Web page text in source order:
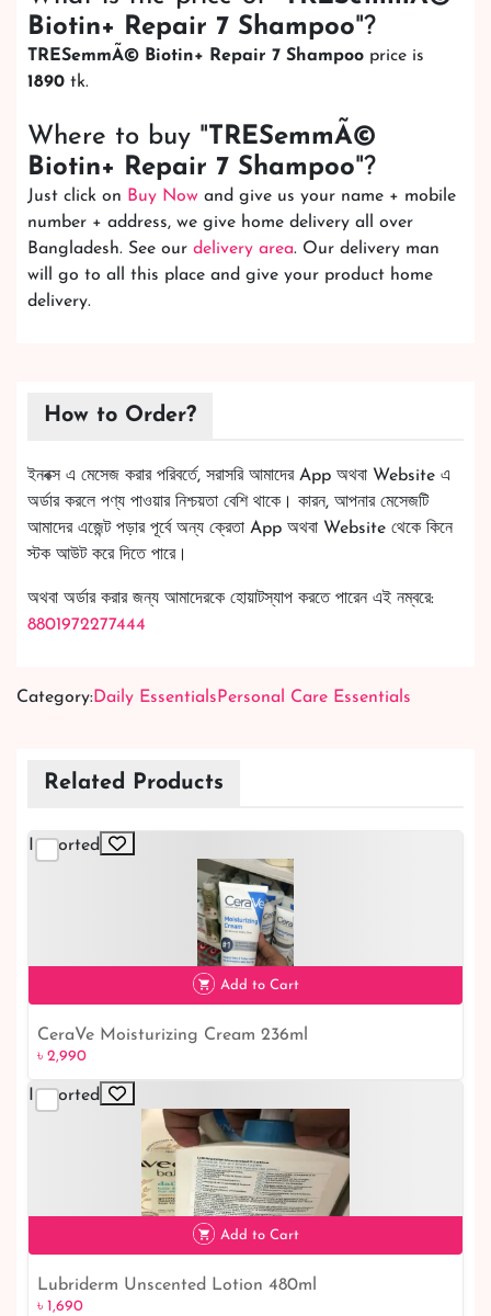
Biotin+ Repair 7 Shampoo"?
TRESemmÃ© Biotin+ Repair 7 Shampoo price is
1890 tk.
Where to buy "TRESemmÃ©
Biotin+ Repair 7 Shampoo"?
Just click on Buy Now and give us your name + mobile
number + address, we give home delivery all over
Bangladesh. See our delivery area. Our delivery man
will go to all this place and give your product home
delivery.
How to Order?
ইনবক্স এ মেসেজ করার পরিবর্তে, সরাসরি আমাদের App অথবা Website এ
অর্ডার করলে পণ্য পাওয়ার নিশ্চয়তা বেশি থাকে। কারন, আপনার মেসেজটি
আমাদের এজেন্ট পড়ার পূর্বে অন্য ক্রেতা App অথবা Website থেকে কিনে
স্টক আউট করে দিতে পারে।
অথবা অর্ডার করার জন্য আমাদেরকে হোয়াটস্যাপ করতে পারেন এই নম্বরে:
8801972277444
Category:Daily Essentials Personal Care Essentials
Related Products
Imported
৳ 2,990
Add to Cart
CeraVe Moisturizing Cream 236ml
৳ 2,990
Imported
Add to Cart
Lubriderm Unscented Lotion 480ml
৳ 1,690